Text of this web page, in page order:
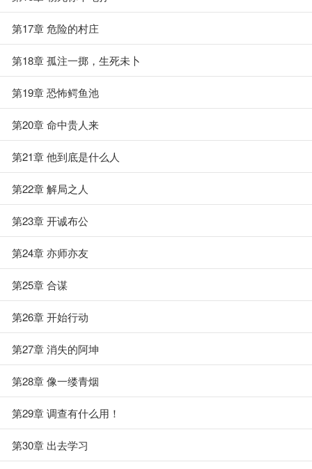
第17章 危险的村庄
第18章 孤注一掷，生死未卜
第19章 恐怖鳄鱼池
第20章 命中贵人来
第21章 他到底是什么人
第22章 解局之人
第23章 开诚布公
第24章 亦师亦友
第25章 合谋
第26章 开始行动
第27章 消失的阿坤
第28章 像一缕青烟
第29章 调查有什么用！
第30章 出去学习